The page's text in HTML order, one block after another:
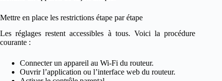
Mettre en place les restrictions étape par étape
Les réglages restent accessibles à tous. Voici la procédure
courante :
Connecter un appareil au Wi-Fi du routeur.
Ouvrir l’application ou l’interface web du routeur.